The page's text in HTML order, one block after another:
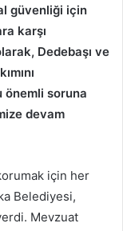
güvenliği için
karşı
Dedebaşı ve
önemli soruna
devam
için her
Belediyesi,
Mevzuat